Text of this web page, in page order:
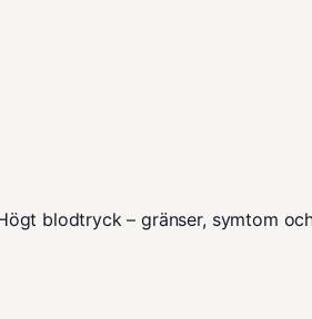
blodtryck – gränser, symtom